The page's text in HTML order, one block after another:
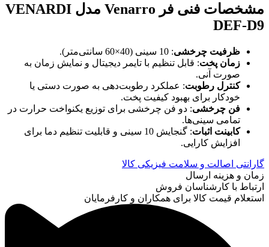
مشخصات فنی فر مدل VENARDI
DEF-D9
ظرفیت چرخشی: 10 سینی (40×60 سانتی‌متر).
زمان پخت: قابل تنظیم با تایمر دیجیتال و نمایش زمان به
صورت آنی.
کنترل رطوبت: عملکرد رطوبت‌دهی به صورت دستی یا
خودکار برای بهبود کیفیت پخت.
فن چرخشی: دو فن چرخشی برای توزیع یکنواخت حرارت در
تمامی سینی‌ها.
کابینت اثبات
: گنجایش 10 سینی و قابلیت تنظیم دما برای
افزایش کارایی.
گارانتی اصالت و سلامت فیزیکی کالا
زمان و هزینه ارسال
ارتباط با کارشناسان فروش
استعلام قیمت کالا برای همکاران و کارفرمایان